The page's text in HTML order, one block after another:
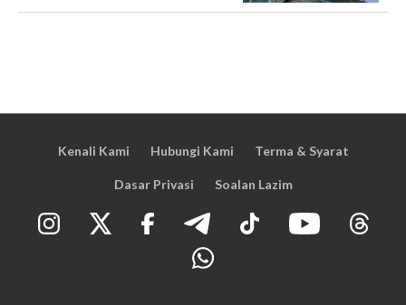
Kenali Kami Hubungi Kami Terma & Syarat
Dasar Privasi Soalan Lazim